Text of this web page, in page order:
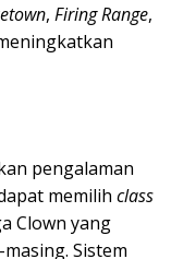
, Firing Range,
pengalaman
memilih class
Clown yang
Sistem